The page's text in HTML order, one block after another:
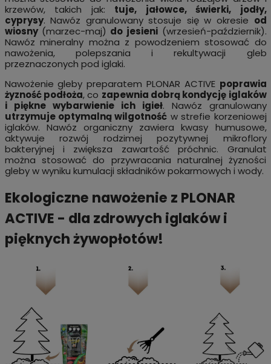
krzewów, takich jak: tuje, jałowce, świerki, jodły,
cyprysy. Nawóz granulowany stosuje się w okresie od
wiosny (marzec-maj) do jesieni (wrzesień-październik).
Nawóz mineralny można z powodzeniem stosować do
nawożenia, polepszania i rekultywacji gleb
przeznaczonych pod iglaki.
Nawożenie gleby preparatem PLONAR ACTIVE poprawia
żyzność podłoża, co zapewnia dobrą kondycję iglaków
i piękne wybarwienie ich igieł. Nawóz granulowany
utrzymuje optymalną wilgotność w strefie korzeniowej
iglaków. Nawóz organiczny zawiera kwasy humusowe,
aktywuje rozwój rodzimej pozytywnej mikroflory
bakteryjnej i zwiększa zawartość próchnic. Granulat
można stosować do przywracania naturalnej żyzności
gleby w wyniku kumulacji składników pokarmowych i wody.
Ekologiczne nawożenie z PLONAR
ACTIVE - dla zdrowych iglaków i
pięknych żywopłotów!